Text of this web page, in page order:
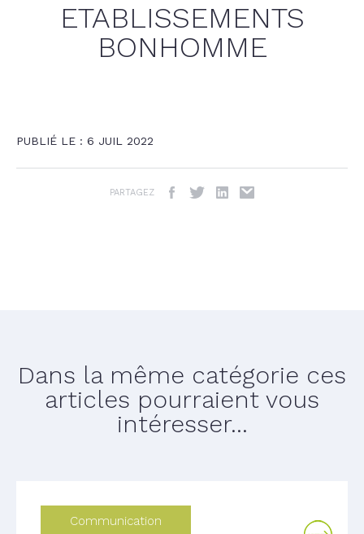
ETABLISSEMENTS
BONHOMME
PUBLIÉ LE : 6 JUIL 2022
PARTAGEZ
Dans la même catégorie ces
articles pourraient vous
intéresser...
Communication